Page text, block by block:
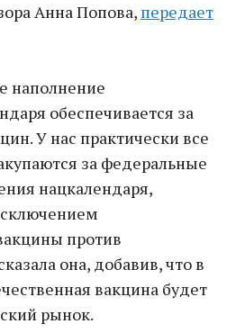
Анна Попова, передает
наполнение
обеспечивается за
У нас практически все
за федеральные
нацкалендаря,
против
она, добавив, что в
вакцина будет
рынок.